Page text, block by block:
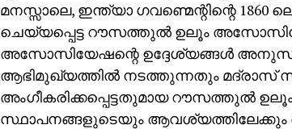
മനസ്സാലെ, ഇന്ത്യാ ഗവണ്മെന്റിന്റെ 1860
ചെയ്യപ്പെട്ട റൗസത്തുല്‍ ഉലൂം
അസോസിയേഷന്റെ ഉദ്ദേശ്യങ്ങള്‍
ആഭിമുഖ്യത്തില്‍ നടത്തുന്നതും മദ്രാസ്
അംഗീകരിക്കപ്പെട്ടതുമായ റൗസത്തുല്‍
സ്ഥാപനങ്ങളുടെയും